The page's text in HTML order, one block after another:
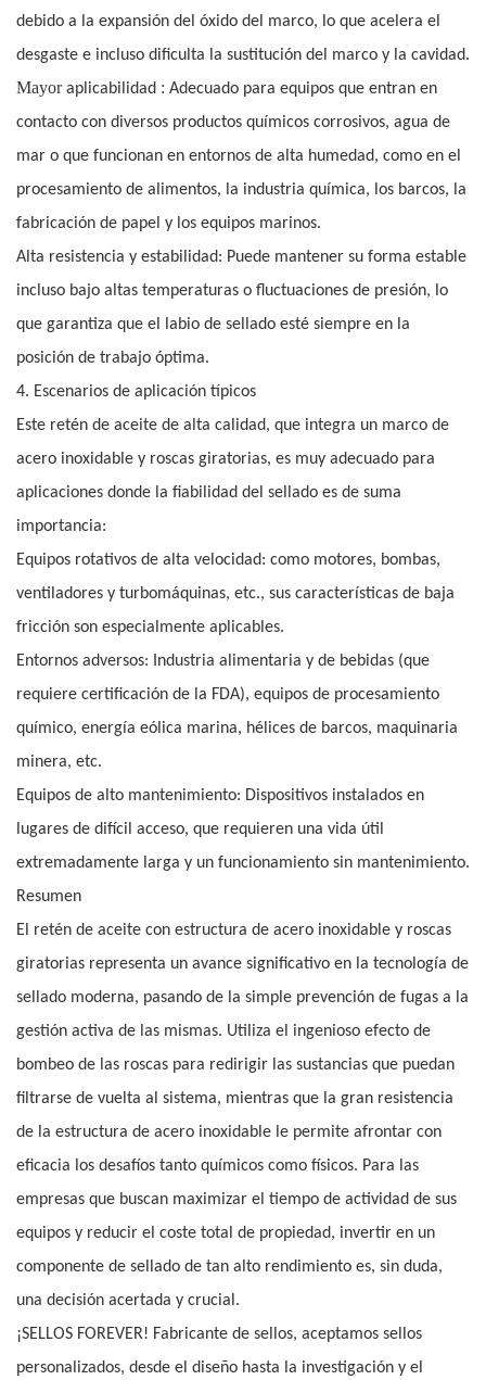
debido a la expansión del óxido del marco, lo que acelera el
desgaste e incluso dificulta la sustitución del marco y la cavidad.
Mayoraplicabilidad : Adecuado para equipos que entran en
contacto con diversos productos químicos corrosivos, agua de
mar o que funcionan en entornos de alta humedad, como en el
procesamiento de alimentos, la industria química, los barcos, la
fabricación de papel y los equipos marinos.
Alta resistencia y estabilidad: Puede mantener su forma estable
incluso bajo altas temperaturas o fluctuaciones de presión, lo
que garantiza que el labio de sellado esté siempre en la
posición de trabajo óptima.
4. Escenarios de aplicación típicos
Este retén de aceite de alta calidad, que integra un marco de
acero inoxidable y roscas giratorias, es muy adecuado para
aplicaciones donde la fiabilidad del sellado es de suma
importancia:
Equipos rotativos de alta velocidad: como motores, bombas,
ventiladores y turbomáquinas, etc., sus características de baja
fricción son especialmente aplicables.
Entornos adversos: Industria alimentaria y de bebidas (que
requiere certificación de la FDA), equipos de procesamiento
químico, energía eólica marina, hélices de barcos, maquinaria
minera, etc.
Equipos de alto mantenimiento: Dispositivos instalados en
lugares de difícil acceso, que requieren una vida útil
extremadamente larga y un funcionamiento sin mantenimiento.
Resumen
El retén de aceite con estructura de acero inoxidable y roscas
giratorias representa un avance significativo en la tecnología de
sellado moderna, pasando de la simple prevención de fugas a la
gestión activa de las mismas. Utiliza el ingenioso efecto de
bombeo de las roscas para redirigir las sustancias que puedan
filtrarse de vuelta al sistema, mientras que la gran resistencia
de la estructura de acero inoxidable le permite afrontar con
eficacia los desafíos tanto químicos como físicos. Para las
empresas que buscan maximizar el tiempo de actividad de sus
equipos y reducir el coste total de propiedad, invertir en un
componente de sellado de tan alto rendimiento es, sin duda,
una decisión acertada y crucial.
¡SELLOS FOREVER! Fabricante de sellos, aceptamos sellos
personalizados, desde el diseño hasta la investigación y el